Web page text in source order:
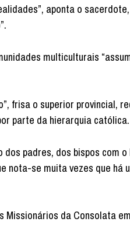
aponta o
multiculturais
frisa o superior provincial,
parte da hierarquia católica.
padres, dos bispos com
nota-se muita vezes que
da Consolata